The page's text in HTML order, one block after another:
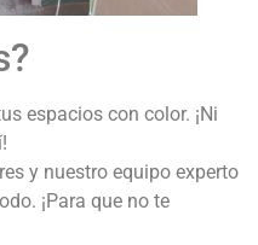
espacios con color. ¡Ni
y nuestro equipo experto
¡Para que no te